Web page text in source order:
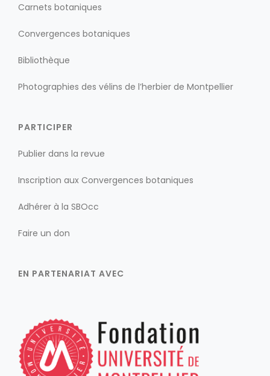
Carnets botaniques
Convergences botaniques
Bibliothèque
Photographies des vélins de l’herbier de Montpellier
PARTICIPER
Publier dans la revue
Inscription aux Convergences botaniques
Adhérer à la SBOcc
Faire un don
EN PARTENARIAT AVEC